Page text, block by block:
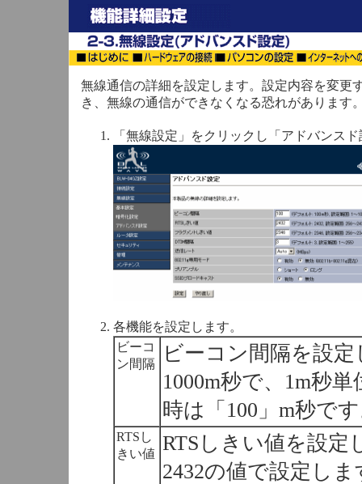
無線通信の詳細を設定します。設定内容を変更
き、無線の通信ができなくなる恐れがあります
「無線設定」をクリックし「アドバンス
各機能を設定します。
ビーコ
ン間隔
ビーコン間隔を設
1000m秒で、1m秒
時は「100」m秒で
RTSし
きい値 RTSしきい値を設定
2432の値で設定し